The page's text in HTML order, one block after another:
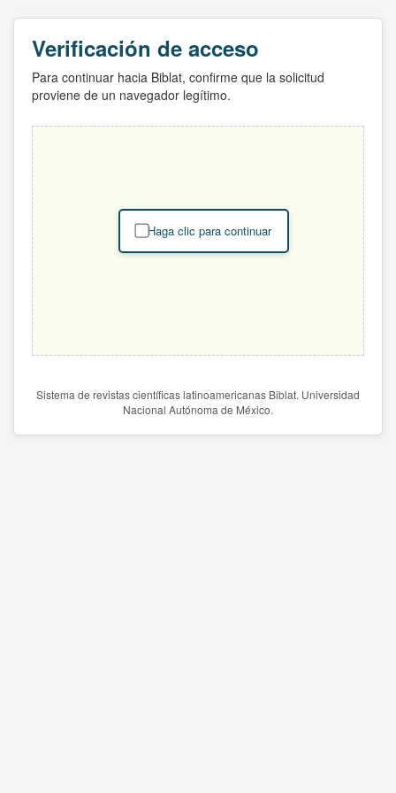
Verificación de acceso
Para continuar hacia Biblat, confirme que la solicitud
proviene de un navegador legítimo.
Haga clic para continuar
Sistema de revistas científicas latinoamericanas Biblat. Universidad
Nacional Autónoma de México.